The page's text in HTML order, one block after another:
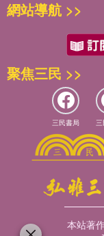
網站導航 >>
聚焦三民 >>
三民書局
本站著